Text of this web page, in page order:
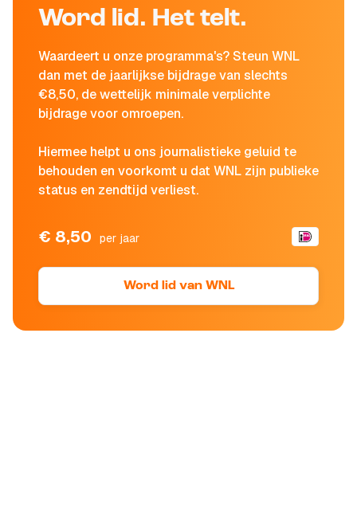
Word lid. Het telt.
Waardeert u onze programma's? Steun WNL
dan met de jaarlijkse bijdrage van slechts
€8,50, de wettelijk minimale verplichte
bijdrage voor omroepen.
Hiermee helpt u ons journalistieke geluid te
behouden en voorkomt u dat WNL zijn publieke
status en zendtijd verliest.
€ 8,50 per jaar
Word lid van WNL